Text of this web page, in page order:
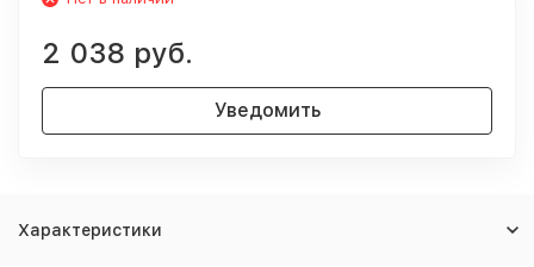
2 038 руб.
Уведомить
Характеристики